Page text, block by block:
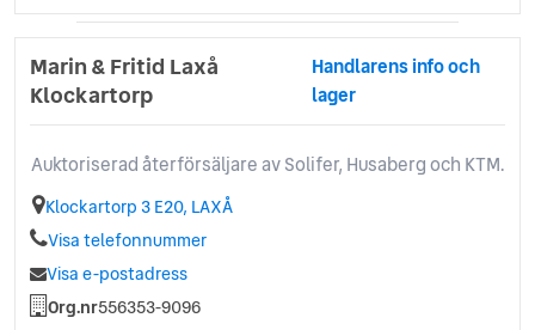
Marin & Fritid Laxå
Klockartorp
Handlarens info och
lager
Auktoriserad återförsäljare av Solifer, Husaberg och KTM.
Klockartorp 3 E20, LAXÅ
Visa telefonnummer
Visa e-postadress
Org.nr556353-9096